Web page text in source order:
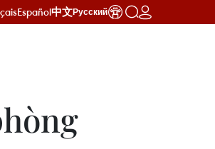
Español中文Русский